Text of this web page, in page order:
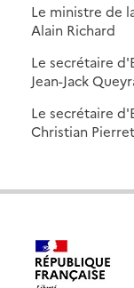
Le ministre de
Alain Richard
Le secrétaire
Jean-Jack
Le secrétaire
Christian Pierret